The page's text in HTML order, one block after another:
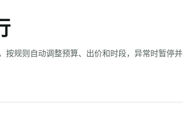
按规则自动调整预算、出价和时段，异常时暂停并